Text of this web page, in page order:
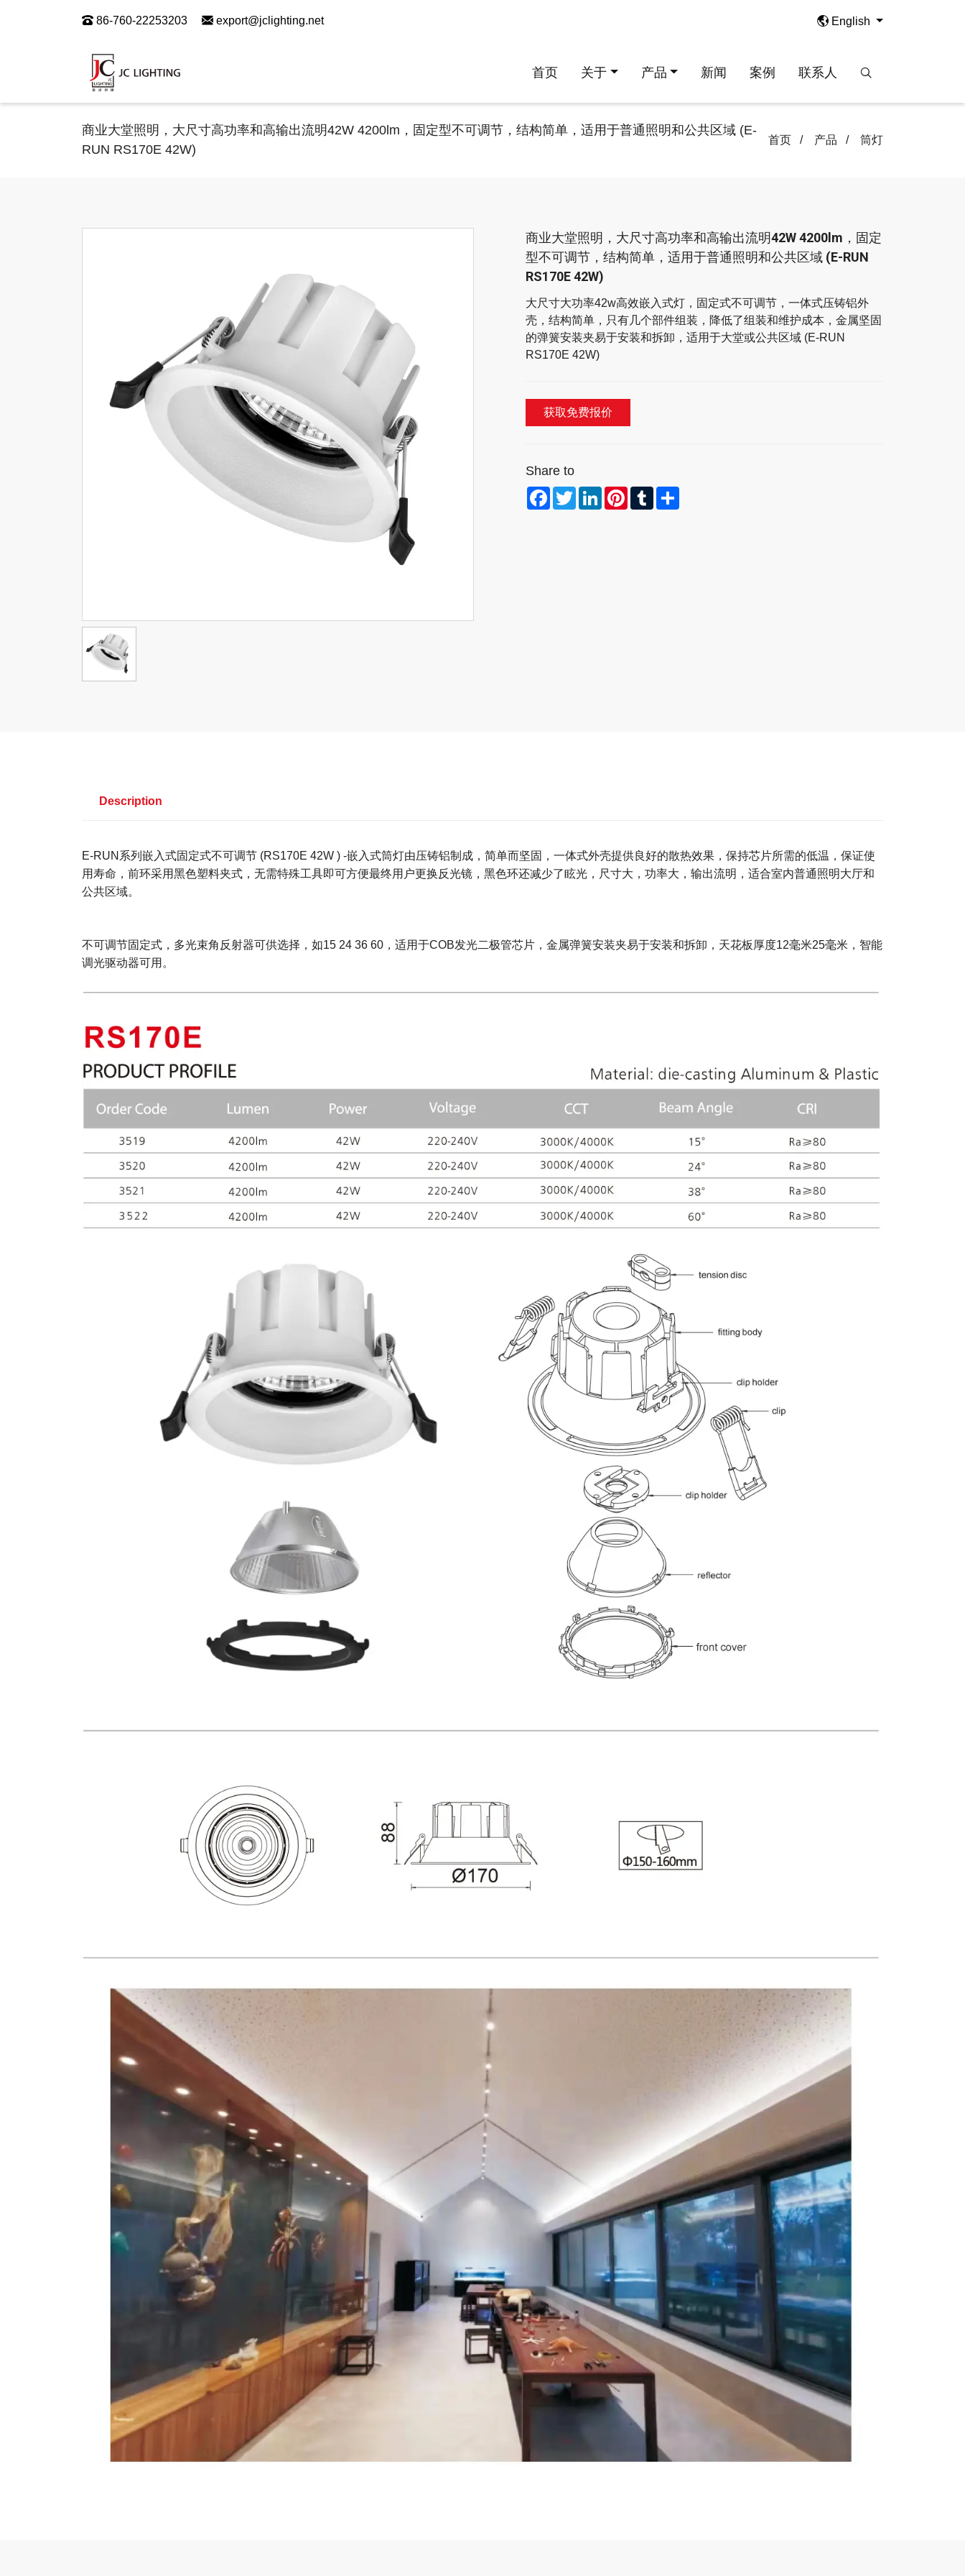
86-760-22253203 export@jclighting.net English
首页 关于 产品 新闻 案例 联系人
商业大堂照明，大尺寸高功率和高输出流明42W 4200lm，固定型不可调节，结构简单，适用于普通照明和公共区域 (E-
RUN RS170E 42W)
首页 产品 筒灯
商业大堂照明，大尺寸高功率和高输出流明42W 4200lm，固定
型不可调节，结构简单，适用于普通照明和公共区域 (E-RUN
RS170E 42W)
大尺寸大功率42w高效嵌入式灯，固定式不可调节，一体式压铸铝外
壳，结构简单，只有几个部件组装，降低了组装和维护成本，金属坚固
的弹簧安装夹易于安装和拆卸，适用于大堂或公共区域 (E-RUN
RS170E 42W)
获取免费报价
Share to
FacebookTwitterLinkedInPinterestTumblr
Description
E-RUN系列嵌入式固定式不可调节 (RS170E 42W ) -嵌入式筒灯由压铸铝制成，简单而坚固，一体式外壳提供良好的散热效果，保持芯片所需的低温，保证使
用寿命，前环采用黑色塑料夹式，无需特殊工具即可方便最终用户更换反光镜，黑色环还减少了眩光，尺寸大，功率大，输出流明，适合室内普通照明大厅和
公共区域。
不可调节固定式，多光束角反射器可供选择，如15 24 36 60，适用于COB发光二极管芯片，金属弹簧安装夹易于安装和拆卸，天花板厚度12毫米25毫米，智能
调光驱动器可用。